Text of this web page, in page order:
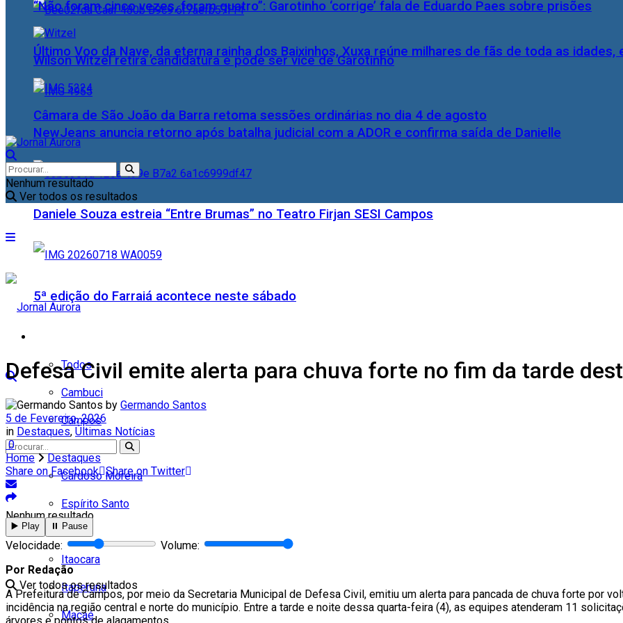
Último Voo da Nave, da eterna rainha dos Baixinhos, Xuxa reúne milhares de fãs de toda as idades,
NewJeans anuncia retorno após batalha judicial com a ADOR e confirma saída de Danielle
Daniele Souza estreia “Entre Brumas” no Teatro Firjan SESI Campos
5ª edição do Farraiá acontece neste sábado
Todos
Cambuci
Campos
Cardoso Moreira
Espírito Santo
Italva
Itaocara
Itaperuna
Macaé
“Não foram cinco vezes, foram quatro”: Garotinho ‘corrige’ fala de Eduardo Paes sobre prisões
Wilson Witzel retira candidatura e pode ser vice de Garotinho
Câmara de São João da Barra retoma sessões ordinárias no dia 4 de agosto
Nenhum resultado
Ver todos os resultados
Nenhum resultado
Ver todos os resultados
Defesa Civil emite alerta para chuva forte no fim da tarde
by Germando Santos
5 de Fevereiro, 2026
in Destaques, Últimas Notícias
0
Home
Destaques
Share on Facebook Share on Twitter
▶️ Play ⏸️ Pause
Velocidade:
Volume:
Por Redação
A Prefeitura de Campos, por meio da Secretaria Municipal de Defesa Civil, emitiu um alerta para pancada de chuva forte por
incidência na região central e norte do município. Entre a tarde e noite dessa quarta-feira (4), as equipes atenderam 11